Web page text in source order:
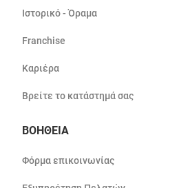
Ιστορικό - Όραμα
Franchise
Καριέρα
Βρείτε το κατάστημά σας
ΒΟΗΘΕΙΑ
Φόρμα επικοινωνίας